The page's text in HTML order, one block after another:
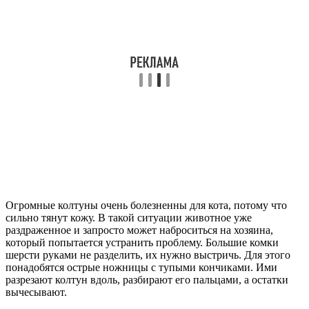
Огромные колтуны очень болезненны для кота, потому что
сильно тянут кожу. В такой ситуации животное уже
раздраженное и запросто может наброситься на хозяина,
который попытается устранить проблему. Большие комки
шерсти руками не разделить, их нужно выстричь. Для этого
понадобятся острые ножницы с тупыми кончиками. Ими
разрезают колтун вдоль, разбирают его пальцами, а остатки
вычесывают.